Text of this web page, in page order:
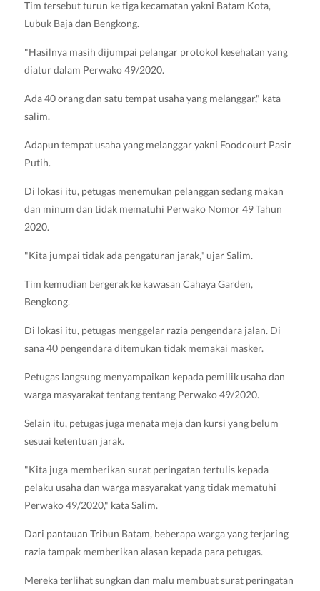
Tim tersebut turun ke tiga kecamatan yakni Batam Kota,
Lubuk Baja dan Bengkong.
"Hasilnya masih dijumpai pelangar protokol kesehatan yang
diatur dalam Perwako 49/2020.
Ada 40 orang dan satu tempat usaha yang melanggar," kata
salim.
Adapun tempat usaha yang melanggar yakni Foodcourt Pasir
Putih.
Di lokasi itu, petugas menemukan pelanggan sedang makan
dan minum dan tidak mematuhi Perwako Nomor 49 Tahun
2020.
"Kita jumpai tidak ada pengaturan jarak," ujar Salim.
Tim kemudian bergerak ke kawasan Cahaya Garden,
Bengkong.
Di lokasi itu, petugas menggelar razia pengendara jalan. Di
sana 40 pengendara ditemukan tidak memakai masker.
Petugas langsung menyampaikan kepada pemilik usaha dan
warga masyarakat tentang tentang Perwako 49/2020.
Selain itu, petugas juga menata meja dan kursi yang belum
sesuai ketentuan jarak.
"Kita juga memberikan surat peringatan tertulis kepada
pelaku usaha dan warga masyarakat yang tidak mematuhi
Perwako 49/2020," kata Salim.
Dari pantauan Tribun Batam, beberapa warga yang terjaring
razia tampak memberikan alasan kepada para petugas.
Mereka terlihat sungkan dan malu membuat surat peringatan